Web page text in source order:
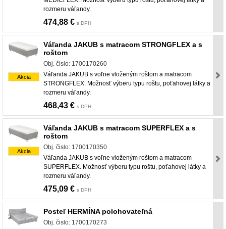
rozmeru váľandy.
474,88 € s DPH
Akcia
Váľanda JAKUB s matracom STRONGFLEX a s
roštom
Obj. čislo: 1700170260
Váľanda JAKUB s voľne vloženým roštom a matracom
STRONGFLEX. Možnosť výberu typu roštu, poťahovej látky a
rozmeru váľandy.
468,43 € s DPH
Akcia
Váľanda JAKUB s matracom SUPERFLEX a s
roštom
Obj. čislo: 1700170350
Váľanda JAKUB s voľne vloženým roštom a matracom
SUPERFLEX. Možnosť výberu typu roštu, poťahovej látky a
rozmeru váľandy.
475,09 € s DPH
Posteľ HERMÍNA polohovateľná
Obj. čislo: 1700170273